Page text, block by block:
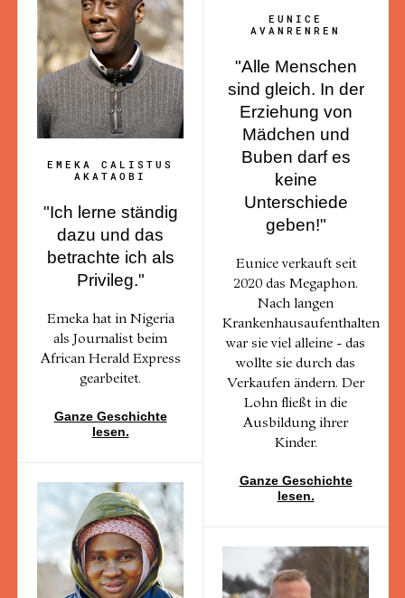
EMEKA CALISTUS
AKATAOBI
"Ich lerne ständig
dazu und das
betrachte ich als
Privileg."
Emeka hat in Nigeria
als Journalist beim
African Herald Express
gearbeitet.
Ganze Geschichte
lesen.
EUNICE
AVANRENREN
"Alle Menschen
sind gleich. In der
Erziehung von
Mädchen und
Buben darf es
keine
Unterschiede
geben!"
Eunice verkauft seit
2020 das Megaphon.
Nach langen
Krankenhausaufenthalten
war sie viel alleine - das
wollte sie durch das
Verkaufen ändern. Der
Lohn fließt in die
Ausbildung ihrer
Kinder.
Ganze Geschichte
lesen.